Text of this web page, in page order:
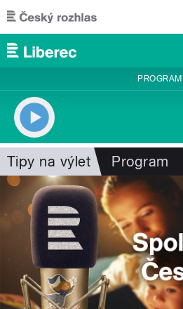
Přejít k hlavnímu obsahu
PROGRAM
Tipy na výlet Program